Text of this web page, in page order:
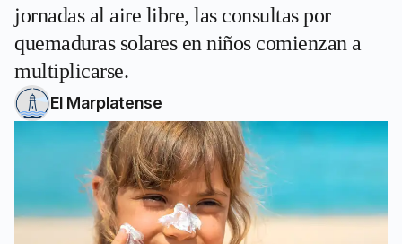
jornadas al aire libre, las consultas por
quemaduras solares en niños comienzan a
multiplicarse.
El Marplatense